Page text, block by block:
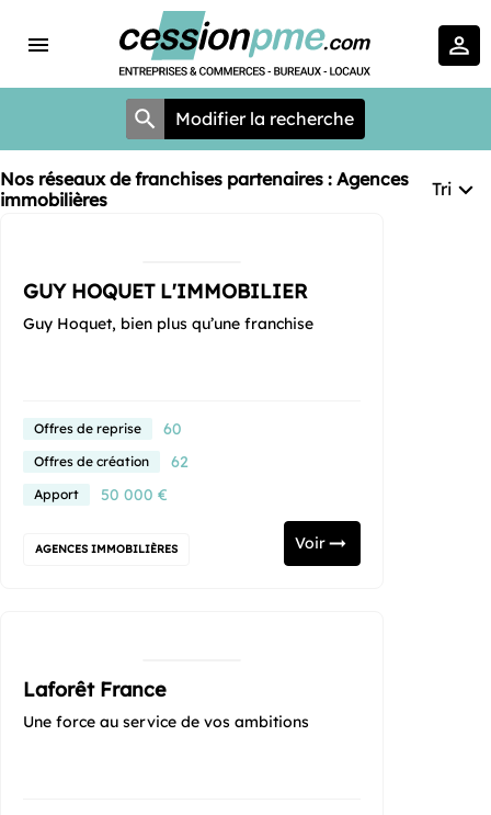
Modifier la recherche
Nos réseaux de franchises partenaires : Agences
immobilières
Tri
GUY HOQUET L'IMMOBILIER
Guy Hoquet, bien plus qu’une franchise
Offres de reprise 60
Offres de création 62
Apport 50 000 €
AGENCES IMMOBILIÈRES Voir
Laforêt France
Une force au service de vos ambitions